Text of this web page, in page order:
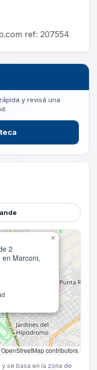
ref: 207554
y revisá una
2
Marconi,
×
contributors
se basa en la zona de